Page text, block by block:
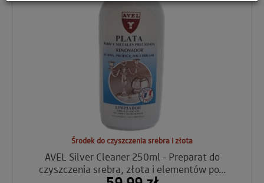
Środek do czyszczenia srebra i złota
AVEL Silver Cleaner 250ml - Preparat do
czyszczenia srebra, złota i elementów po...